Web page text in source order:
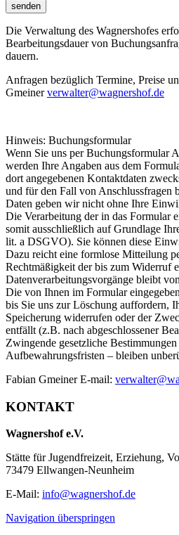
senden
Die Verwaltung des Wagnershofes
Bearbeitungsdauer von
dauern.
Anfragen bezüglich Termine, Preise
Gmeinerverwalter@wagnershof.de
Hinweis: Buchungsformular
Wenn Sie uns per Buchungsformular
werden Ihre Angaben aus dem
dort angegebenen Kontaktdaten
und für den Fall von Anschlussfragen
Daten geben wir nicht ohne Ihre
Die Verarbeitung der in das Formular
somit ausschließlich auf Grundlage
lit. a DSGVO). Sie können diese
Dazu reicht eine formlose Mitteilung
Rechtmäßigkeit der bis zum Widerruf
Datenverarbeitungsvorgänge bleibt
Die von Ihnen im Formular
bis Sie uns zur Löschung auffordern,
Speicherung widerrufen oder der
entfällt (z.B. nach abgeschlossener
Zwingende gesetzliche Bestimmungen
Aufbewahrungsfristen – bleiben
Fabian Gmeiner E-mail:
KONTAKT
Wagnershof e.V.
Stätte für Jugendfreizeit, Erziehung,
73479 Ellwangen-Neunheim
E-Mail: info@wagnershof.de
Navigation überspringen